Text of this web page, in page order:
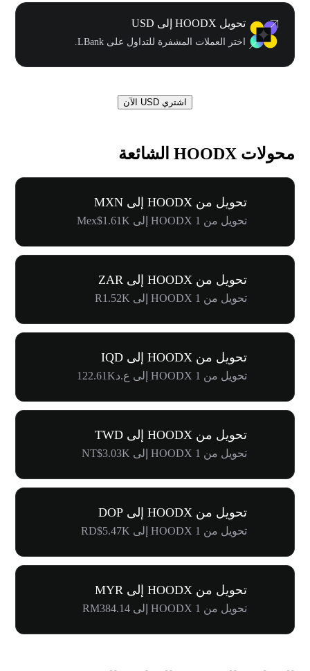
تحويل HOODX إلى USD
اختر العملات المشفرة للتداول على LBank.
اشتري USD الآن
محولات HOODX الشائعة
تحويل من HOODX إلى MXN
تحويل من 1 HOODX إلى Mex$1.61K
تحويل من HOODX إلى ZAR
تحويل من 1 HOODX إلى R1.52K
تحويل من HOODX إلى IQD
تحويل من 1 HOODX إلى ع.د122.61K
تحويل من HOODX إلى TWD
تحويل من 1 HOODX إلى NT$3.03K
تحويل من HOODX إلى DOP
تحويل من 1 HOODX إلى RD$5.47K
تحويل من HOODX إلى MYR
تحويل من 1 HOODX إلى RM384.14